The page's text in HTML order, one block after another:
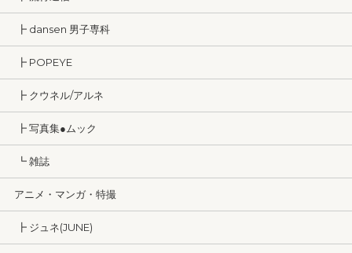
┣ dansen 男子専科
┣ POPEYE
┣ クウネル/アルネ
┣ 写真集●ムック
┗ 雑誌
アニメ・マンガ・特撮
┣ ジュネ(JUNE)